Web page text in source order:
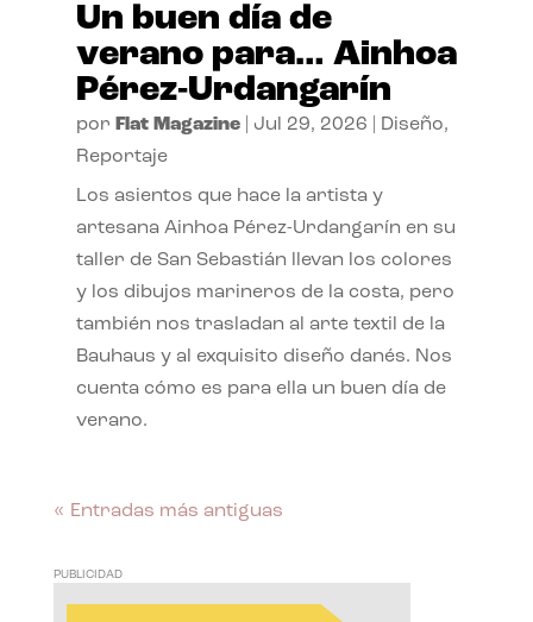
Un buen día de
verano para… Ainhoa
Pérez-Urdangarín
por Flat Magazine| Jul 29, 2026 Diseño,
Reportaje
Los asientos que hace la artista y
artesana Ainhoa Pérez-Urdangarín en su
taller de San Sebastián llevan los colores
y los dibujos marineros de la costa, pero
también nos trasladan al arte textil de la
Bauhaus y al exquisito diseño danés. Nos
cuenta cómo es para ella un buen día de
verano.
« Entradas más antiguas
PUBLICIDAD